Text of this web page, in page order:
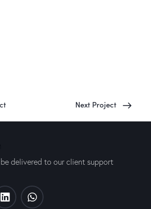
Next Project
delivered to our client support